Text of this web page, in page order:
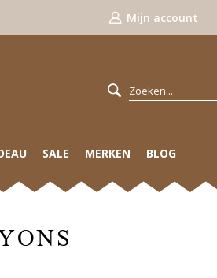
Mijn account
SALE MERKEN BLOG